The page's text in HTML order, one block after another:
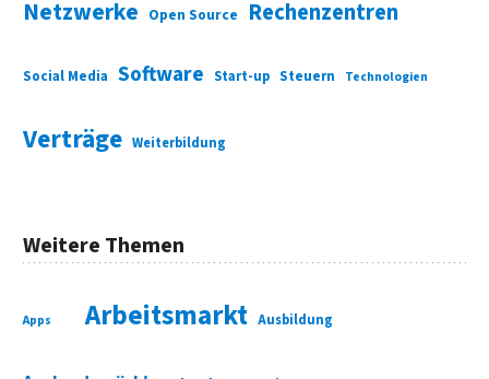
Netzwerke Open Source Rechenzentren
Social Media Software Start-up Steuern Technologien
Verträge Weiterbildung
Weitere Themen
Apps Arbeitsmarkt Ausbildung